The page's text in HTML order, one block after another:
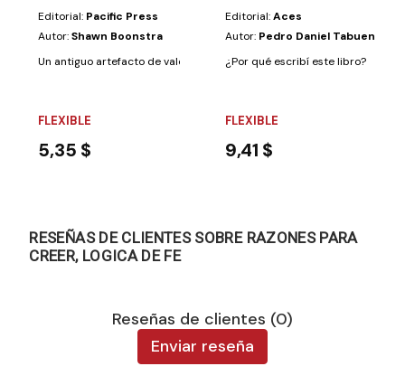
Editorial: Pacific Press
Autor:Shawn Boonstra
Un antiguo artefacto de valor incalculable... ¡Un objeto tan sagrado que
FLEXIBLE
5,35 $
Editorial:Aces
Autor: Pedro Daniel Tabuenca
¿Por qué escribí este libro?
FLEXIBLE
9,41 $
RESEÑAS DE CLIENTES SOBRE RAZONES PARA
CREER, LOGICA DE FE
Reseñas de clientes (0)
Enviar reseña